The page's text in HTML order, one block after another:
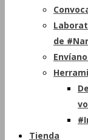
de
Tienda